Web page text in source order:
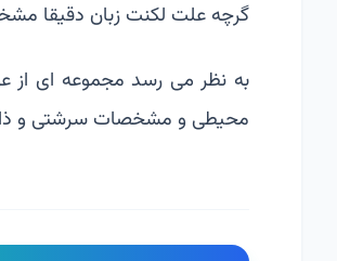
گرچه علت لکنت زبان دقیقا
به نظر می رسد مجموعه ای از
محیطی و مشخصات سرشتی و